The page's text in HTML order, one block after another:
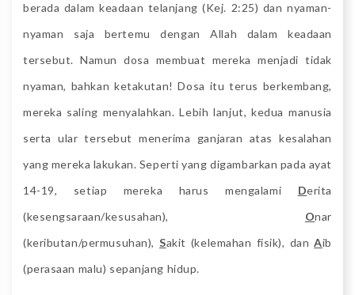
berada dalam keadaan telanjang (Kej. 2:25) dan nyaman-
nyaman saja bertemu dengan Allah dalam keadaan
tersebut. Namun dosa membuat mereka menjadi tidak
nyaman, bahkan ketakutan! Dosa itu terus berkembang,
mereka saling menyalahkan. Lebih lanjut, kedua manusia
serta ular tersebut menerima ganjaran atas kesalahan
yang mereka lakukan. Seperti yang digambarkan pada ayat
14-19, setiap mereka harus mengalami Derita
(kesengsaraan/kesusahan), Onar
(keributan/permusuhan), Sakit (kelemahan fisik), danAib
(perasaan malu) sepanjang hidup.